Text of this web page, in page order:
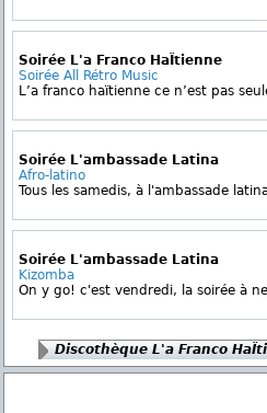
Soirée L'a Franco HaÏtienne
Soirée All Rétro Music
L’a franco haïtienne ce n’est pas
Soirée L'ambassade Latina
Afro-latino
Tous les samedis, à l'ambassade
Soirée L'ambassade Latina
Kizomba
On y go! c'est vendredi, la soirée à
Discothèque L'a Franco